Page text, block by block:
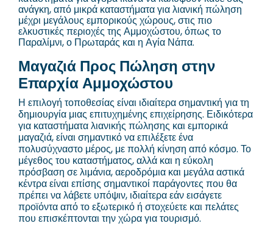
ανάγκη, από μικρά καταστήματα για λιανική πώληση
μέχρι μεγάλους εμπορικούς χώρους, στις πιο
ελκυστικές περιοχές της Αμμοχώστου, όπως το
Παραλίμνι, ο Πρωταράς και η Αγία Νάπα.
Μαγαζιά Προς Πώληση στην
Επαρχία Αμμοχώστου
Η επιλογή τοποθεσίας είναι ιδιαίτερα σημαντική για τη
δημιουργία μιας επιτυχημένης επιχείρησης. Ειδικότερα
για καταστήματα λιανικής πώλησης και εμπορικά
μαγαζιά, είναι σημαντικό να επιλέξετε ένα
πολυσύχναστο μέρος, με πολλή κίνηση από κόσμο. Το
μέγεθος του καταστήματος, αλλά και η εύκολη
πρόσβαση σε λιμάνια, αεροδρόμια και μεγάλα αστικά
κέντρα είναι επίσης σημαντικοί παράγοντες που θα
πρέπει να λάβετε υπόψιν, ιδιαίτερα εάν εισάγετε
προϊόντα από το εξωτερικό ή στοχεύετε και πελάτες
που επισκέπτονται την χώρα για τουρισμό.